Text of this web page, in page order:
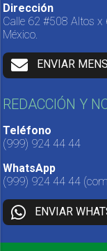
Dirección
Calle 62 #508 Altos x
México.
ENVIAR
REDACCIÓN Y
Teléfono
(999) 924 44 44
WhatsApp
(999) 924 44 44
ENVIAR